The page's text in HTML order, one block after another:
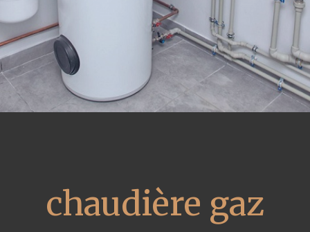
chaudière gaz